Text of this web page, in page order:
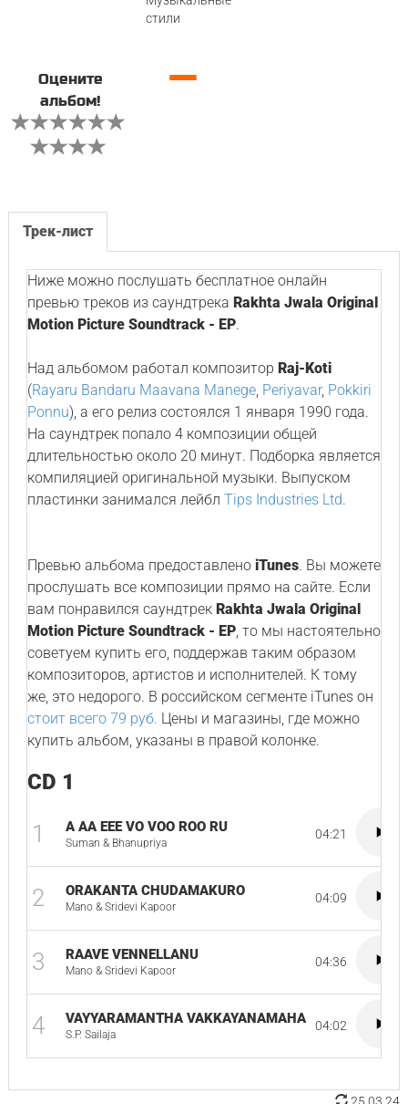
стили
Оцените
альбом!
—
Трек-лист
Ниже можно послушать бесплатное онлайн
превью треков из саундтрека Rakhta Jwala Original
Motion Picture Soundtrack - EP.
Над альбомом работал композитор Raj-Koti
(Rayaru Bandaru Maavana Manege, Periyavar, Pokkiri
Ponnu), а его релиз состоялся 1 января 1990 года.
На саундтрек попало 4 композиции общей
длительностью около 20 минут. Подборка является
компиляцией оригинальной музыки. Выпуском
пластинки занимался лейбл Tips Industries Ltd.
Превью альбома предоставлено iTunes. Вы можете
прослушать все композиции прямо на сайте. Если
вам понравился саундтрек Rakhta Jwala Original
Motion Picture Soundtrack - EP, то мы настоятельно
советуем купить его, поддержав таким образом
композиторов, артистов и исполнителей. К тому
же, это недорого. В российском сегменте iTunes он
стоит всего 79 руб. Цены и магазины, где можно
купить альбом, указаны в правой колонке.
CD 1
1 A AA EEE VO VOO ROO RU
Suman & Bhanupriya
04:21
2 ORAKANTA CHUDAMAKURO
Mano & Sridevi Kapoor
04:09
3 RAAVE VENNELLANU
Mano & Sridevi Kapoor
04:36
4 VAYYARAMANTHA VAKKAYANAMAHA
S.P. Sailaja
04:02